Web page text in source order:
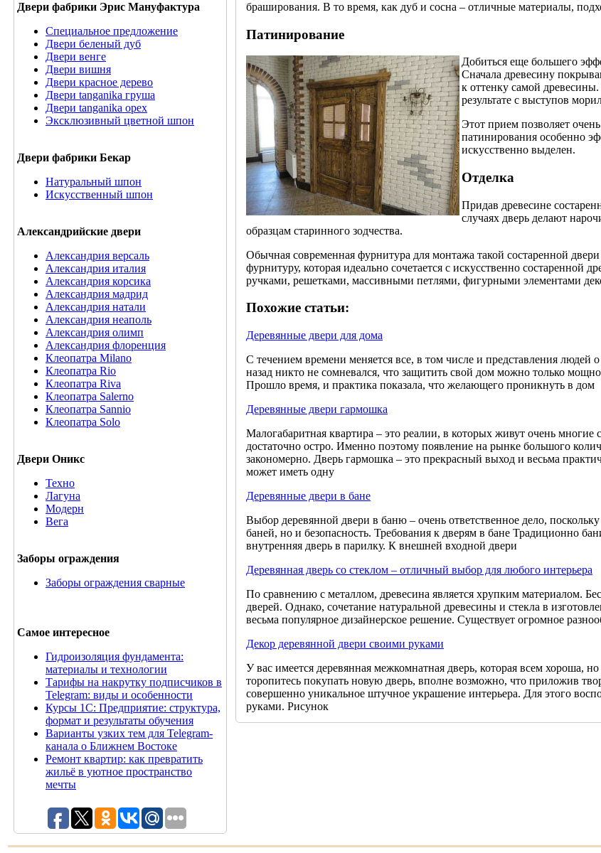
Двери фабрики Эрис Мануфактура
Специальное предложение
Двери беленый дуб
Двери венге
Двери вишня
Двери красное дерево
Двери tanganika груша
Двери tanganika oрех
Эксклюзивный цветной шпон
Двери фабрики Бекар
Натуральный шпон
Искусственный шпон
Александрийские двери
Александрия версаль
Александрия италия
Александрия корсика
Александрия мадрид
Александрия натали
Александрия неаполь
Александрия олимп
Александрия флоренция
Клеопатра Milano
Клеопатра Rio
Клеопатра Riva
Клеопатра Salerno
Клеопатра Sannio
Клеопатра Solo
Двери Оникс
Техно
Лагуна
Модерн
Вега
Заборы ограждения
Заборы ограждения сварные
Самое интересное
Гидроизоляция фундамента:
материалы и технологии
Тарифы на накрутку подписчиков в
Telegram: виды и особенности
Курсы 1С: Предприятие: структура,
формат и результаты обучения
Варианты узких тем для Telegram-
канала о Ближнем Востоке
Ремонт квартир: как превратить
жильё в уютное пространство
мечты
браширования. В то время, как дуб и сосна – отличные материалы,
Патинирование
Добиться еще большего
Сначала древесину
к оттенку самой
результате с выступов
Этот прием позволяет
патинирования особенно
искусственно выделен.
Отделка
Придав древесине
случаях дверь делают
образцам старинного зодчества.
Обычная современная фурнитура для монтажа такой состаренной
фурнитуру, которая идеально сочетается с искусственно
ручками, решетками, массивными петлями, фигурными элементами
Похожие статьи:
Деревянные двери для дома
С течением времени меняется все, в том числе и представления
назад никто не сомневался, что защитить свой дом можно только
Прошло время, и практика показала, что желающего проникнуть в дом
Деревянные двери гармошка
Малогабаритная квартира – это реалии, в которых живут очень
достаточно остро. Именно поэтому появление на рынке большого
закономерно. Дверь гармошка – это прекрасный выход и весьма
может иметь одну
Деревянные двери в бане
Выбор деревянной двери в баню – очень ответственное дело,
баней, но и безопасность. Требования к дверям в бане Традиционно
внутренняя дверь в парилку. К внешней входной двери
Деревянная дверь со стеклом – отличный выбор для любого интерьера
По сравнению с металлом, древесина является хрупким материалом.
дверей. Однако, сочетание натуральной древесины и стекла в
весьма популярное дизайнерское решение. Существует огромное
Декор деревянной двери своими руками
У вас имеется деревянная межкомнатная дверь, которая всем хороша,
торопитесь покупать новую дверь, вполне возможно, что приложив
совершенно уникальное штучное украшение интерьера. Для этого
руками. Рисунок